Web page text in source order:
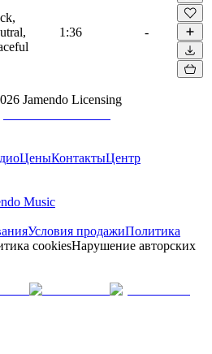
1:36 -
Jamendo Licensing
ЦеныКонтактыЦентр
Music
Условия продажиПолитика
cookiesНарушение авторских